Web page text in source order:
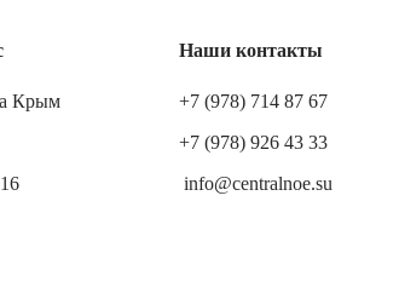
Крым
Наши контакты
+7 (978) 714 87 67
+7 (978) 926 43 33
info@centralnoe.su